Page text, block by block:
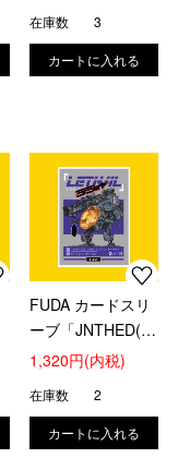
在庫数 3
FUDA カードスリ
ーブ「JNTHED(ジ
ェヌ) #1」【スタ
1,320円(内税)
在庫数 2